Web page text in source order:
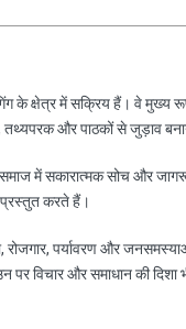
के क्षेत्र में सक्रिय हैं। वे मुख्य
और पाठकों से जुड़ाव
में सकारात्मक सोच और
प्रस्तुत करते हैं।
रोजगार, पर्यावरण और
विचार और समाधान की दिशा